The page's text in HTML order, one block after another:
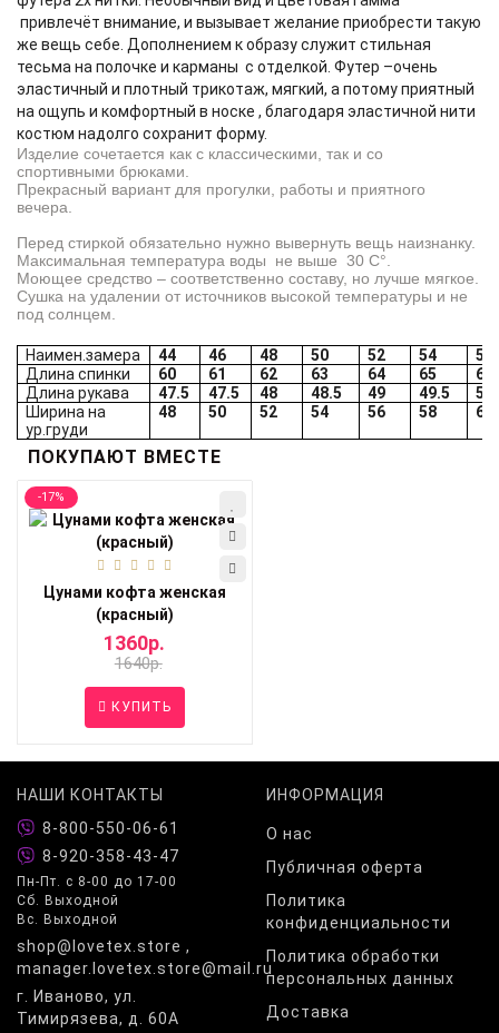
привлечёт внимание, и вызывает желание приобрести такую
же вещь себе. Дополнением к образу служит стильная
тесьма на полочке и карманы с отделкой. Футер –очень
эластичный и плотный трикотаж, мягкий, а потому приятный
на ощупь и комфортный в носке , благодаря эластичной нити
костюм надолго сохранит форму.
Изделие сочетается как с классическими, так и со
спортивными брюками.
Прекрасный вариант для прогулки, работы и приятного
вечера.
Перед стиркой обязательно нужно вывернуть вещь наизнанку.
Максимальная температура воды не выше 30 С°.
Моющее средство – соответственно составу, но лучше мягкое.
Сушка на удалении от источников высокой температуры и не
под солнцем.
Наимен.замера 44 46 48 50 52 54
56
Длина спинки
60 61 62 63 64 65
66
Длина рукава
47.5 47.5 48 48.5 49 49.5
50
Ширина на
ур.груди
48 50 52 54 56 58 60
ПОКУПАЮТ ВМЕСТЕ
-17%
Цунами кофта женская
(красный)
1360р.
1640р.
КУПИТЬ
НАШИ КОНТАКТЫ
8-800-550-06-61
8-920-358-43-47
Пн-Пт. с 8-00 до 17-00
Сб. Выходной
Вс. Выходной
shop@lovetex.store ,
manager.lovetex.store@mail.ru
г. Иваново, ул.
Тимирязева, д. 60А
ИНФОРМАЦИЯ
О нас
Публичная оферта
Политика
конфиденциальности
Политика обработки
персональных данных
Доставка